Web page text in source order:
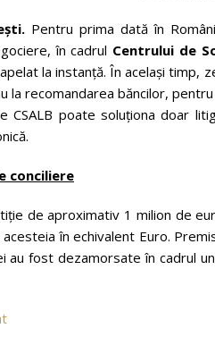
Pentru prima dată în
în cadrul Centrului de
apelat la instanță. În același
la recomandarea băncilor,
CSALB poate soluționa doar
conciliere
de aproximativ 1 milion de
în echivalent Euro.
au fost dezamorsate în cadrul